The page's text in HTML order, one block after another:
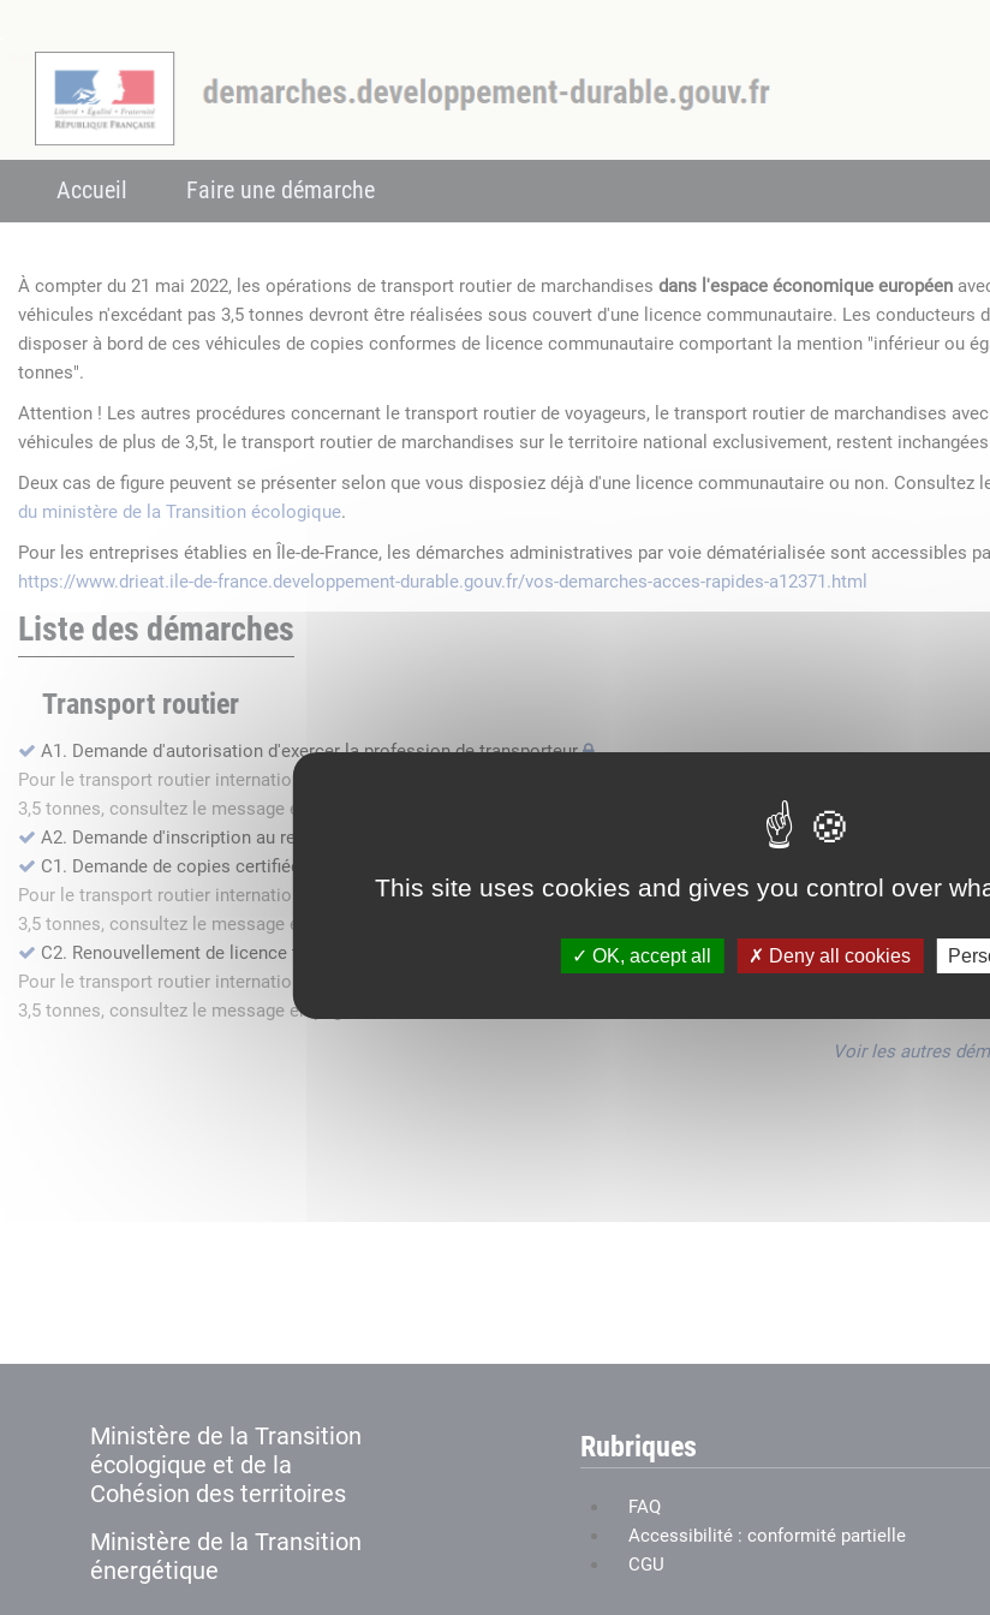
This site uses cookies and gives you control over
OK, accept all Deny all cookies
Accueil Faire une démarche
À compter du 21 mai 2022, les opérations de transport routier de marchandises dans l'espace économique européen
véhicules n'excédant pas 3,5 tonnes devront être réalisées sous couvert d'une licence communautaire. Les conducteurs
disposer à bord de ces véhicules de copies conformes de licence communautaire comportant la mention "inférieur ou
tonnes".
Attention ! Les autres procédures concernant le transport routier de voyageurs, le transport routier de marchandises
véhicules de plus de 3,5t, le transport routier de marchandises sur le territoire national exclusivement, restent
Deux cas de figure peuvent se présenter selon que vous disposiez déjà d'une licence communautaire ou non. Consultez
du ministère de la Transition écologique.
Pour les entreprises établies en Île-de-France, les démarches administratives par voie dématérialisée sont accessibles
https://www.drieat.ile-de-france.developpement-durable.gouv.fr/vos-demarches-acces-rapides-a12371.html
Liste des démarches
Transport routier
A1. Demande d'autorisation d'exercer la profession de transporteur
Pour le transport routier international de marchandises dans l'espace économique européen avec des véhicules
3,5 tonnes, consultez le message en page d'accueil.
A2. Demande d'inscription au registre des commissionnaires de transport
C1. Demande de copies certifiées conformes
Pour le transport routier international de marchandises dans l'espace économique européen avec des véhicules
3,5 tonnes, consultez le message en page d'accueil.
C2. Renouvellement de licence transport routier
Pour le transport routier international de marchandises dans l'espace économique européen avec des véhicules
3,5 tonnes, consultez le message en page d'accueil.
Voir les autres
Ministère de la Transition
écologique et de la
Cohésion des territoires
Ministère de la Transition
énergétique
Rubriques
FAQ
Accessibilité : conformité partielle
CGU